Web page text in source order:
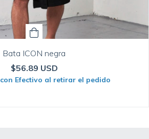
Bata ICON negra
$56.89 USD
con Efectivo al retirar el pedido